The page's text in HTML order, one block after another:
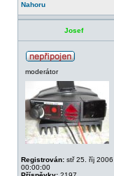
Nahoru
Josef
moderátor
Registrován: stř 25. říj 2006
00:00:00